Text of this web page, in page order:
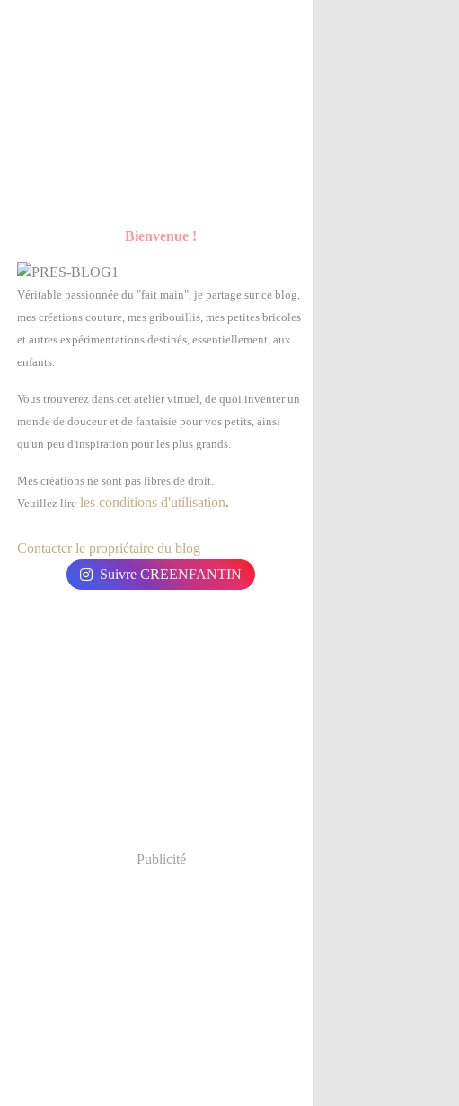
Bienvenue !
Véritable passionnée du "fait main", je partage sur ce blog,
mes créations couture, mes gribouillis, mes petites bricoles
et autres expérimentations destinés, essentiellement, aux
enfants.
Vous trouverez dans cet atelier virtuel, de quoi inventer un
monde de douceur et de fantaisie pour vos petits, ainsi
qu'un peu d'inspiration pour les plus grands.
Mes créations ne sont pas libres de droit.
Veuillez lire les conditions d'utilisation.
Contacter le propriétaire du blog
Suivre CREENFANTIN
Publicité